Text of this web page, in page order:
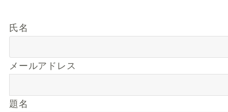
氏名
メールアドレス
題名